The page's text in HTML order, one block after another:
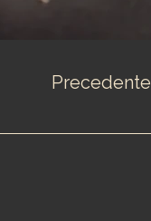
Precedente